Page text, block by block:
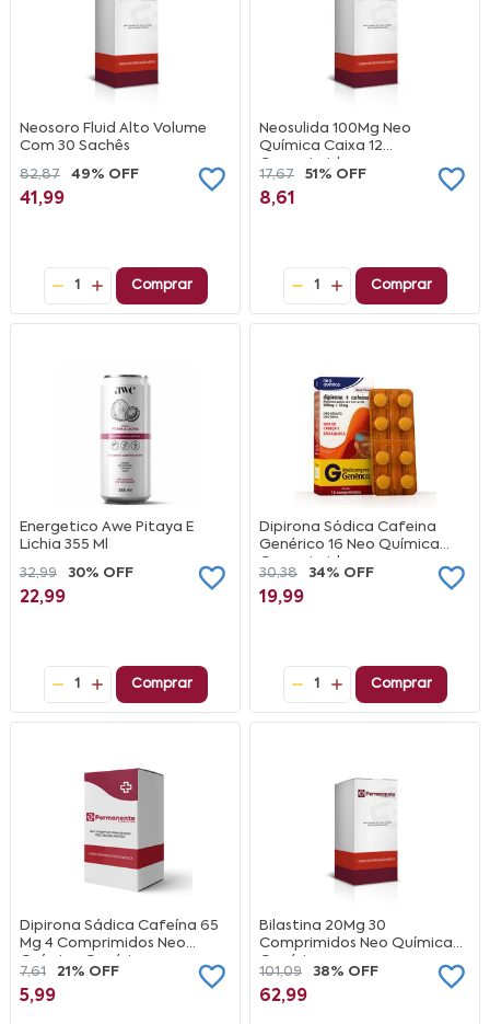
Neosoro Fluid Alto Volume
Com 30 Sachês
82,87
49% OFF
41,99
1 Comprar
Neosulida 100Mg Neo
Química Caixa 12
Comprimidos
17,67 51% OFF
8,61
1 Comprar
Energetico Awe Pitaya E
Lichia 355 Ml
32,99
30% OFF
22,99
1 Comprar
Dipirona Sódica Cafeina
Genérico 16 Neo Química
Comprimidos
30,38 34% OFF
19,99
1 Comprar
Dipirona Sádica Cafeína 65
Mg 4 Comprimidos Neo
Química Genérico
7,61 21% OFF
5,99
Bilastina 20Mg 30
Comprimidos Neo Química
Genérico
101,09 38% OFF
62,99